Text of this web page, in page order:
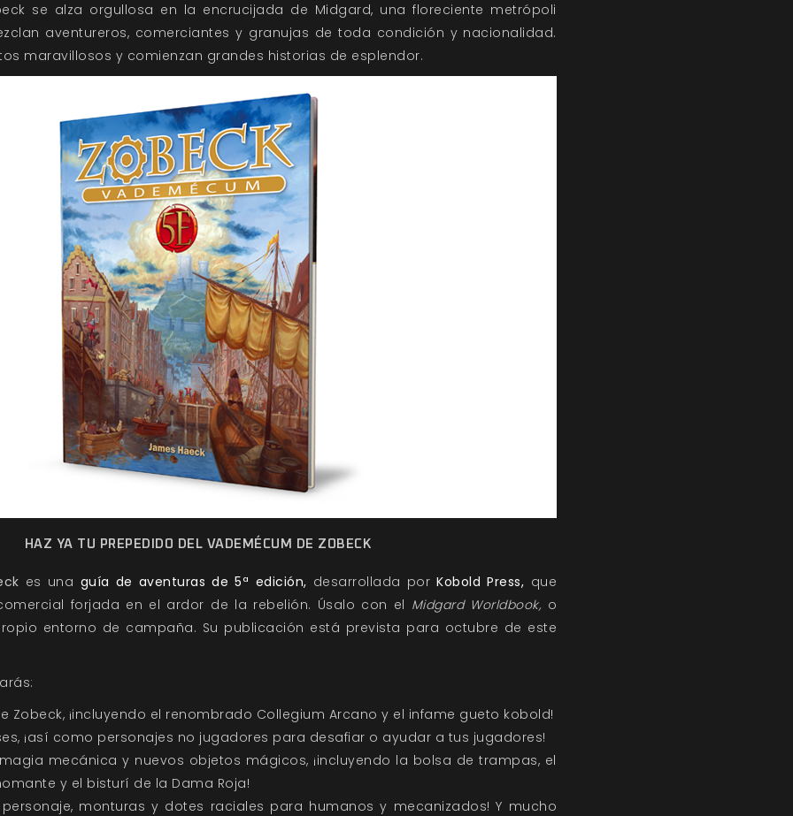
se alza orgullosa en la encrucijada de Midgard, una floreciente metrópoli
aventureros, comerciantes y granujas de toda condición y nacionalidad.
maravillosos y comienzan grandes historias de esplendor.
HAZ YA TU PREPEDIDO DEL VADEMÉCUM DE ZOBECK
es una guía de aventuras de 5ª edición, desarrollada porKobold Press, que
forjada en el ardor de la rebelión. Úsalo con el Midgard Worldbook,o
entorno de campaña. Su publicación está prevista para octubre de este
Zobeck, ¡incluyendo el renombrado Collegium Arcano y el infame gueto kobold!
¡así como personajes no jugadores para desafiar o ayudar a tus jugadores!
mecánica y nuevos objetos mágicos, ¡incluyendo la bolsa de trampas, el
y el bisturí de la Dama Roja!
personaje, monturas y dotes raciales para humanos y mecanizados! Y mucho